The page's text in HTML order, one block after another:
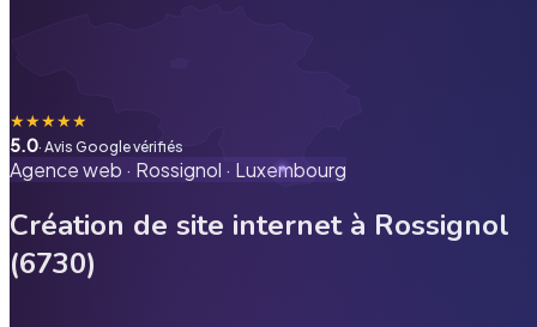
★★★★★
5.0· Avis Google vérifiés
Agence web · Rossignol · Luxembourg
Création de site internet à Rossignol
(6730)